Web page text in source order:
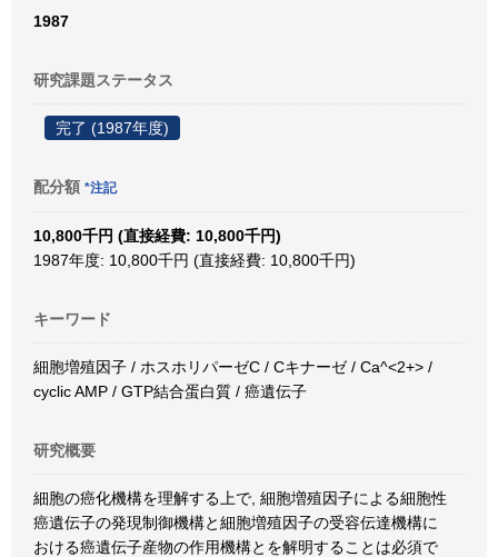
1987
研究課題ステータス
完了 (1987年度)
配分額 *注記
10,800千円 (直接経費: 10,800千円)
1987年度: 10,800千円 (直接経費: 10,800千円)
キーワード
細胞増殖因子 / ホスホリパーゼC / Cキナーゼ / Ca^<2+> /
cyclic AMP / GTP結合蛋白質 / 癌遺伝子
研究概要
細胞の癌化機構を理解する上で, 細胞増殖因子による細胞性
癌遺伝子の発現制御機構と細胞増殖因子の受容伝達機構に
おける癌遺伝子産物の作用機構とを解明することは必須で